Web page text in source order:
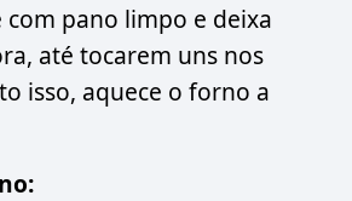
com pano limpo e deixa
até tocarem uns nos
isso, aquece o forno a